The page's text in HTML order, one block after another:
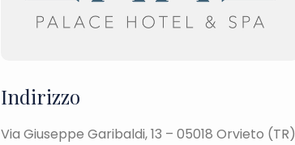
Indirizzo
Via Giuseppe Garibaldi, 13 – 05018 Orvieto (TR)